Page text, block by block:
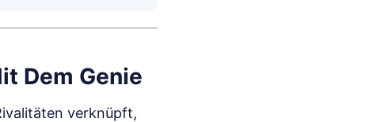
Dem Genie
verknüpft,